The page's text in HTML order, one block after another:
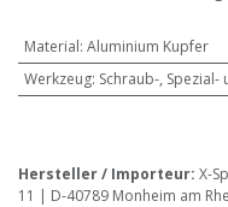
Material: Aluminium Kupfer
Werkzeug: Schraub-, Spezial-
Hersteller / Importeur: X-
11 | D-40789 Monheim am